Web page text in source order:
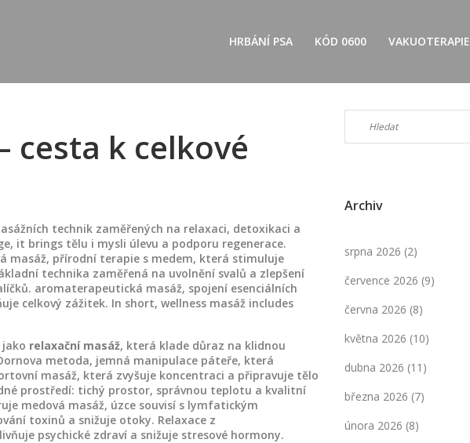
HRBÁNÍ PSA KÓD 0600 VAKUOTERAPIE
cesta k celkové
technik zaměřených na relaxaci, detoxikaci a
, it brings tělu i mysli úlevu a podporu regenerace.
masáž, přírodní terapie s medem, která stimuluje
technika zaměřená na uvolnění svalů a zlepšení
aromaterapeutická masáž, spojení esenciálních
celkový zážitek. In short, wellness masáž includes
relaxační masáž, která klade důraz na klidnou
metoda, jemná manipulace páteře, která
masáž, která zvyšuje koncentraci a připravuje tělo
prostředí: tichý prostor, správnou teplotu a kvalitní
medová masáž, úzce souvisí s lymfatickým
toxinů a snižuje otoky. Relaxace z
psychické zdraví a snižuje stresové hormony.
Archiv
srpna 2026 (2)
července 2026 (9)
června 2026 (8)
května 2026 (10)
dubna 2026 (11)
března 2026 (7)
února 2026 (8)